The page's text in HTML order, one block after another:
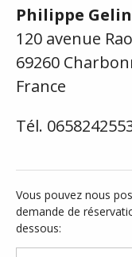
Philippe Gelin
120 avenue
69260
France
Tél.
Vous pouvez nous
demande de
dessous: